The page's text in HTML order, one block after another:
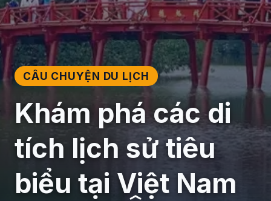
CÂU CHUYỆN DU LỊCH
Khám phá các di
tích lịch sử tiêu
biểu tại Việt Nam